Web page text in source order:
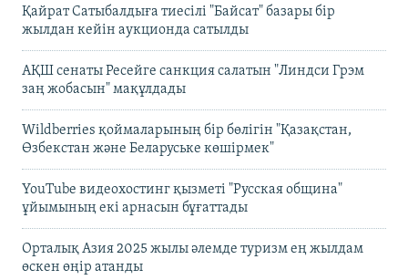
Қайрат Сатыбалдыға тиесілі "Байсат" базары бір
жылдан кейін аукционда сатылды
АҚШ сенаты Ресейге санкция салатын "Линдси Грэм
заң жобасын" мақұлдады
Wildberries қоймаларының бір бөлігін "Қазақстан,
Өзбекстан және Беларуське көшірмек"
YouTube видеохостинг қызметі "Русская община"
ұйымының екі арнасын бұғаттады
Орталық Азия 2025 жылы әлемде туризм ең жылдам
өскен өңір атанды